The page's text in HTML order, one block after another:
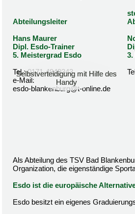
Selbstverteidigung mit Hilfe des
Handy
Selbstverteidigung mit Hilfe des
Handy
Abteilungsleiter
Hans Maurer
Dipl. Esdo-Trainer
5. Meistergrad Esdo
Tel.: 0171-4949343
e-Mail:
esdo-blankenburg@t-online.de
3.
Als Abteilung des TSV Bad
Organization, die eigenständige
Esdo ist die europäische
Esdo besitzt ein eigenes